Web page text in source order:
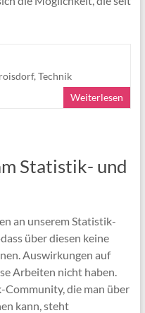
, Technik
Weiterlesen
Statistik- und
an unserem Statistik-
über diesen keine
Auswirkungen auf
Arbeiten nicht haben.
die man über
kann, steht